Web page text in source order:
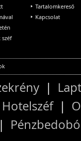
széf
Tartalomkereső
Kapcsolat
|
Hotelszéf|